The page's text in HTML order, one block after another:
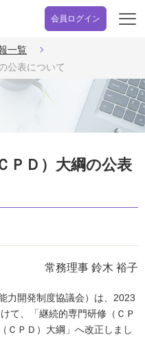
会員ログイン
開
一覧
公表について
ＰＤ）大綱の公表
常務理事 鈴木 裕子
力開発制度協議会）は、2023
て、「継続的専門研修（ＣＰ
ＣＰＤ）大綱」へ改正しまし